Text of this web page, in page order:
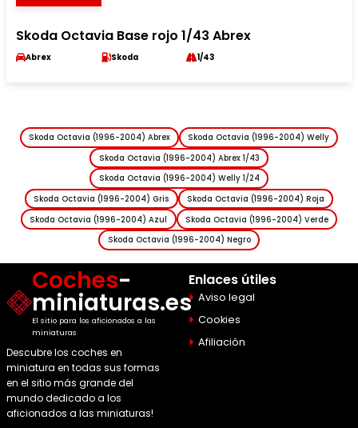
Skoda Octavia Base rojo 1/43 Abrex
Abrex Skoda 1/43
Skoda Octavia (1996-2004) Abrex
Skoda Octavia (1996-2004) Welly
Skoda Octavia (1996-2004) Abrex 1/43
Skoda Octavia (1996-2004) Welly 1/24
Skoda Octavia (1996-2004) Gris
Skoda Octavia (1996-2004) Roja
Skoda Octavia (1996-2004) Azul
Skoda Octavia (1996-2004) Verde
Skoda Octavia (1996-2004) Negro
Coches-
miniaturas.es
El sitio para los aficionados a las
miniaturas
Descubre los coches en
miniatura en todas sus formas
en el sitio más grande del
mundo dedicado a los
aficionados a las miniaturas!
Enlaces útiles
Aviso legal
Cookies
Afiliación